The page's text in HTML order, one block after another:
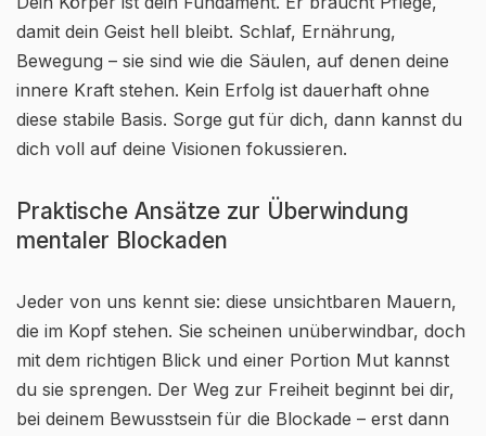
damit dein Geist hell bleibt. Schlaf, Ernährung,
Bewegung – sie sind wie die Säulen, auf denen deine
innere Kraft stehen. Kein Erfolg ist dauerhaft ohne
diese stabile Basis. Sorge gut für dich, dann kannst du
dich voll auf deine Visionen fokussieren.
Praktische Ansätze zur Überwindung
mentaler Blockaden
Jeder von uns kennt sie: diese unsichtbaren Mauern,
die im Kopf stehen. Sie scheinen unüberwindbar, doch
mit dem richtigen Blick und einer Portion Mut kannst
du sie sprengen. Der Weg zur Freiheit beginnt bei dir,
bei deinem Bewusstsein für die Blockade – erst dann